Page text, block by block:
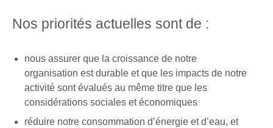
Nos priorités actuelles sont de :
nous assurer que la croissance de notre
organisation est durable et que les impacts de notre
activité sont évalués au même titre que les
considérations sociales et économiques
réduire notre consommation d’énergie et d’eau, et